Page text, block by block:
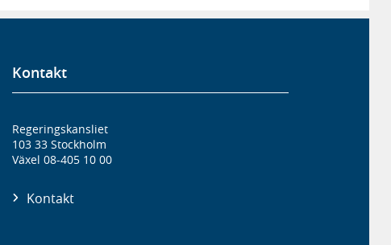
Kontakt
Regeringskansliet
103 33 Stockholm
Växel 08-405 10 00
Kontakt